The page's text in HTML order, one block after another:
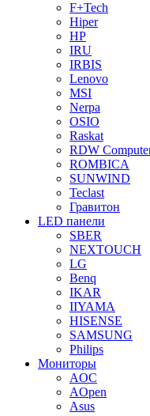
F+Tech
Hiper
HP
IRU
IRBIS
Lenovo
MSI
Nerpa
OSIO
Raskat
RDW
ROMBICA
SUNWIND
Teclast
Гравитон
LED панели
SBER
NEXTOUCH
LG
Benq
IKAR
IIYAMA
HISENSE
SAMSUNG
Philips
Мониторы
AOC
AOpen
Asus